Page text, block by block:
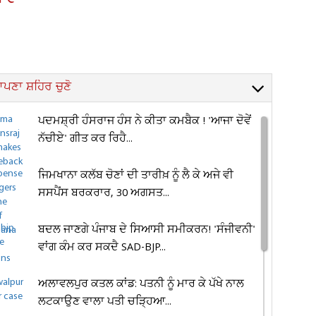
ਸ਼ਹਿਰ ਚੁਣੋ
ਪਦਮਸ਼੍ਰੀ ਹੰਸਰਾਜ ਹੰਸ ਨੇ ਕੀਤਾ ਕਮਬੈਕ ! 'ਆਜਾ ਦੋਵੇਂ
ਨੱਚੀਏ' ਗੀਤ ਕਰ ਰਿਹੈ...
ਜਿਮਖਾਨਾ ਕਲੱਬ ਚੋਣਾਂ ਦੀ ਤਾਰੀਖ਼ ਨੂੰ ਲੈ ਕੇ ਅਜੇ ਵੀ
ਸਸਪੈਂਸ ਬਰਕਰਾਰ, 30 ਅਗਸਤ...
ਬਦਲ ਜਾਣਗੇ ਪੰਜਾਬ ਦੇ ਸਿਆਸੀ ਸਮੀਕਰਨ! 'ਸੰਜੀਵਨੀ'
ਵਾਂਗ ਕੰਮ ਕਰ ਸਕਦੈ SAD-BJP...
ਅਲਾਵਲਪੁਰ ਕਤਲ ਕਾਂਡ: ਪਤਨੀ ਨੂੰ ਮਾਰ ਕੇ ਪੱਖੇ ਨਾਲ
ਲਟਕਾਉਣ ਵਾਲਾ ਪਤੀ ਚੜ੍ਹਿਆ...